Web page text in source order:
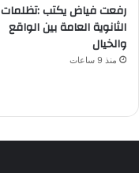
رفعت فياض يكتب :تظلمات
الثانوية العامة بين الواقع
والخيال
منذ 9 ساعات